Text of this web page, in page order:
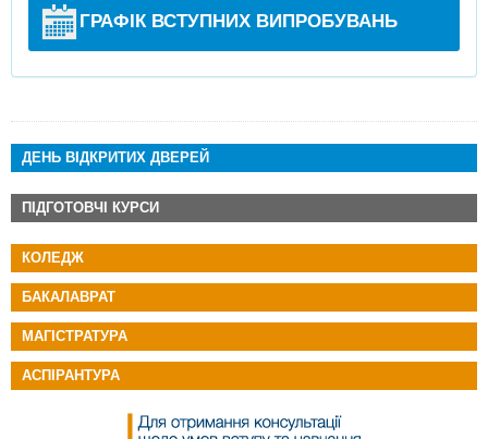
ГРАФІК ВСТУПНИХ ВИПРОБУВАНЬ
ДЕНЬ ВІДКРИТИХ ДВЕРЕЙ
ПІДГОТОВЧІ КУРСИ
КОЛЕДЖ
БАКАЛАВРАТ
МАГІСТРАТУРА
АСПІРАНТУРА